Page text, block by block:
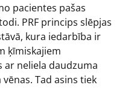
pacientes pašas
PRF princips slēpjas
kura iedarbība ir
ķīmiskajiem
ar neliela daudzuma
Tad asins tiek